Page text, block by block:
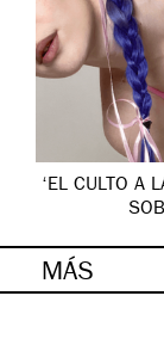
‘EL CULTO A
MÁS